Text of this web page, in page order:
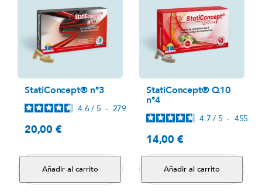
StatiConcept® n°3
4.6 / 5 - 279
Precio
20,00 €
Añadir al carrito
StatiConcept® Q10
n°4
4.7 / 5 - 455
Precio
14,00 €
Añadir al carrito